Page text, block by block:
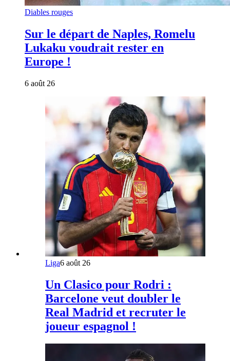
Diables rouges
Sur le départ de Naples, Romelu
Lukaku voudrait rester en
Europe !
6 août 26
Liga6 août 26
Un Clasico pour Rodri :
Barcelone veut doubler le
Real Madrid et recruter le
joueur espagnol !